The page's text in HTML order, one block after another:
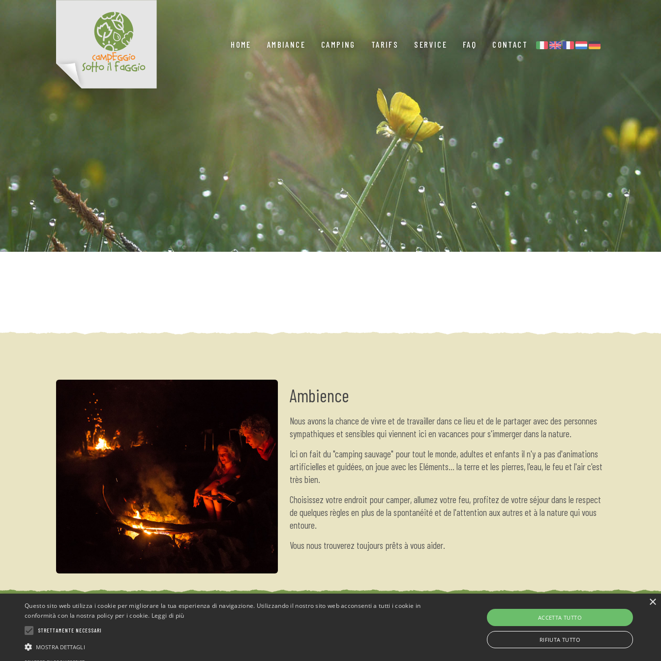
HOME AMBIANCE CAMPING TARIFS SERVICE FAQ CONTACT
Ambience
Nous avons la chance de vivre et de travailler dans ce lieu et de le partager avec des personnes
sympathiques et sensibles qui viennent ici en vacances pour s'immerger dans la nature.
Ici on fait du "camping sauvage" pour tout le monde, adultes et enfants il n'y a pas d'animations
artificielles et guidées, on joue avec les Eléments... la terre et les pierres, l'eau, le feu et l'air c'est
très bien.
Choisissez votre endroit pour camper, allumez votre feu, profitez de votre séjour dans le respect
de quelques règles en plus de la spontanéité et de l'attention aux autres et à la nature qui vous
entoure.
Vous nous trouverez toujours prêts à vous aider.
×
Questo sito web utilizza i cookie per migliorare la tua esperienza di navigazione. Utilizzando il nostro sito web acconsenti a tutti i cookie in
conformità con la nostra policy per i cookie. Leggi di più
STRETTAMENTE NECESSARI
MOSTRA DETTAGLI
ACCETTA TUTTO
RIFIUTA TUTTO